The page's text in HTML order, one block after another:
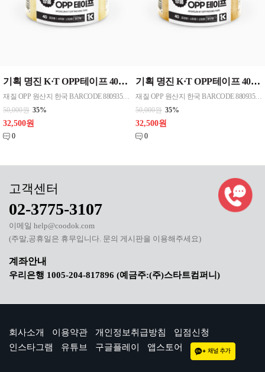
기획 명진 K·T OPP테이프 40Y(투명) 48mmx40Y 50개한박스단위판매
재질 OPP 원산지 한국 BARCODE 8809357185888
50,000원 35%
32,500원
0
기획 명진 K·T OPP테이프 40Y(베이지) 48mmx40Y 50개한박스단위 판매
재질 OPP 원산지 한국 BARCODE 8809357185888
50,000원 35%
32,500원
0
02-3775-3107
이메일 help@coodok.com
(주말,공휴일은 휴무입니다. 문의 게시판을 이용해주세요)
우리은행 1005-204-817896 (예금주:(주)스타트컴퍼니)
회사소개 이용약관 개인정보취급방침
입점신청
인스타그램
유튜브 구글플레이 앱스토어